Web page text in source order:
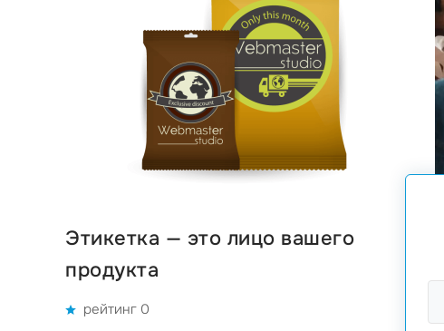
Этикетка — это лицо вашего
продукта
рейтинг 0